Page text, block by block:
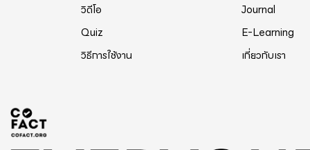
วิดีโอ
Journal
Quiz
E-Learning
วิธีการใช้งาน
เกี่ยวกับเรา